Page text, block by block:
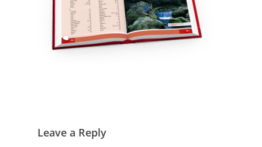
Leave a Reply